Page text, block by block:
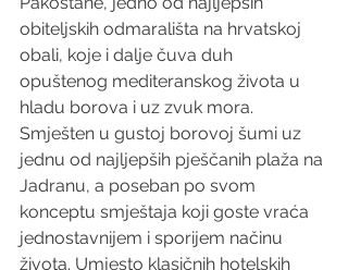
obiteljskih odmarališta na hrvatskoj
obali, koje i dalje čuva duh
opuštenog mediteranskog života u
hladu borova i uz zvuk mora.
Smješten u gustoj borovoj šumi uz
jednu od najljepših pješčanih plaža na
Jadranu, a poseban po svom
konceptu smještaja koji goste vraća
jednostavnijem i sporijem načinu
života. Umjesto klasičnih hotelskih